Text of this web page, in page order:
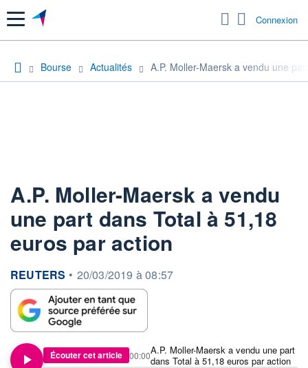
Menu Connexion
Bourse Actualités A.P. Moller-Maersk a vendu une
A.P. Moller-Maersk a vendu
une part dans Total à 51,18
euros par action
information fournie par
REUTERS • 20/03/2019 à 08:57
Écouter cet article
A.P. Moller-Maersk a vendu une part
dans Total à 51,18 euros par action
00:00